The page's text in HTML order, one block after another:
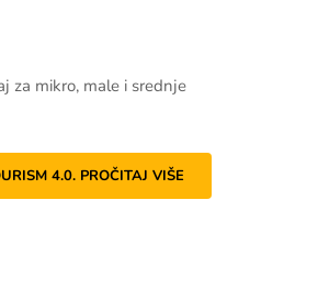
za mikro, male i srednje
4.0. PROČITAJ VIŠE